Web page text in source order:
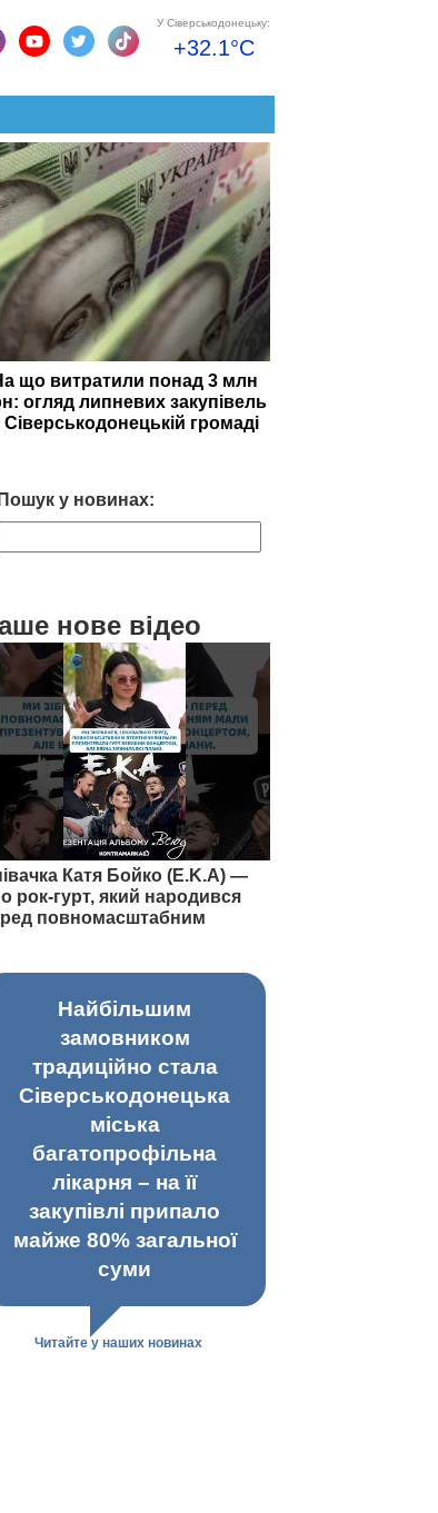
У Сіверськодонецьку:
+32.1°C
що витратили понад 3 млн
огляд липневих закупівель
Сіверськодонецькій громаді
Пошук у новинах:
нове відео
Катя Бойко (E.K.A) —
рок-гурт, який народився
повномасштабним
Найбільшим
замовником
традиційно стала
Сіверськодонецька
міська
багатопрофільна
лікарня – на її
закупівлі припало
майже 80% загальної
суми
Читайте у наших новинах